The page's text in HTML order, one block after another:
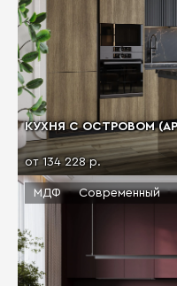
КУХНЯ С ОСТРОВОМ
от 134 228 р.
МДФ Современный